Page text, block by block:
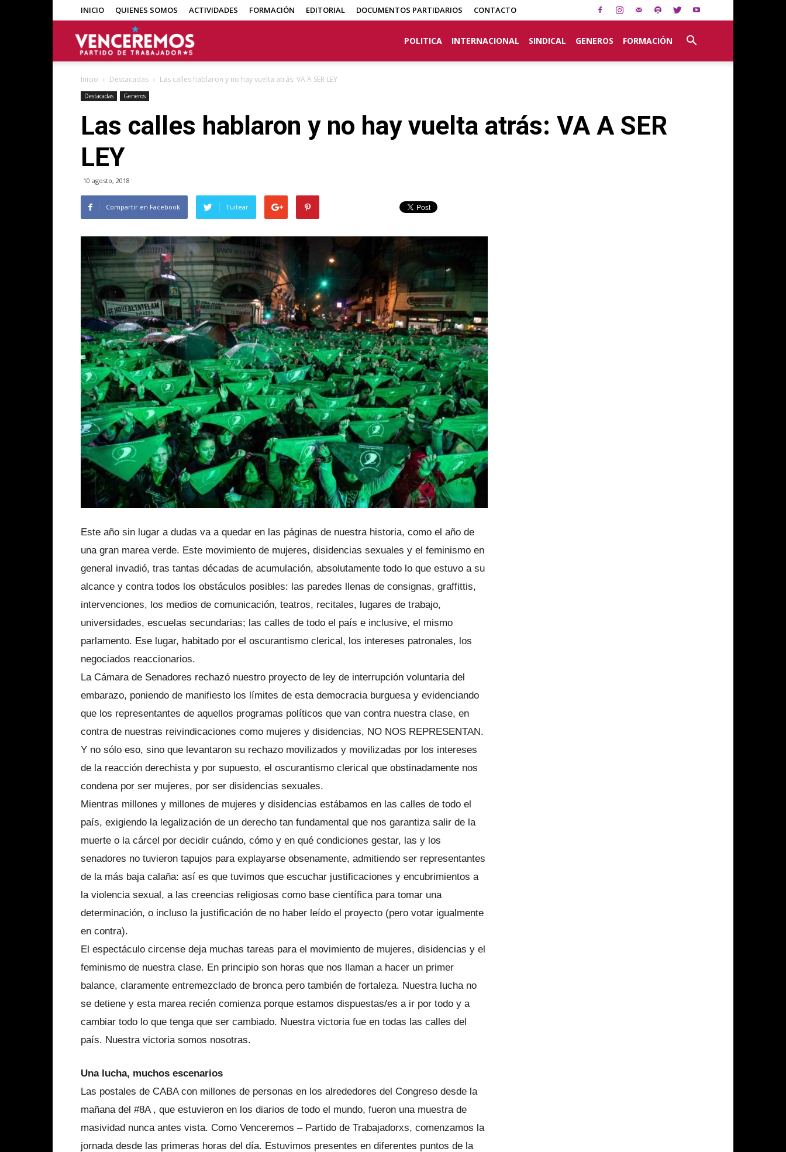
INICIO QUIENES SOMOS ACTIVIDADES FORMACIÓN EDITORIAL DOCUMENTOS PARTIDARIOS CONTACTO
POLITICA INTERNACIONAL SINDICAL GENEROS FORMACIÓN
Inicio Destacadas Las calles hablaron y no hay vuelta atrás: VA A SER LEY
Destacadas Generos
Las calles hablaron y no hay vuelta atrás: VA A SER
LEY
10 agosto, 2018
Compartir en Facebook Tuitear
Este año sin lugar a dudas va a quedar en las páginas de nuestra historia, como el año de
una gran marea verde. Este movimiento de mujeres, disidencias sexuales y el feminismo en
general invadió, tras tantas décadas de acumulación, absolutamente todo lo que estuvo a su
alcance y contra todos los obstáculos posibles: las paredes llenas de consignas, graffittis,
intervenciones, los medios de comunicación, teatros, recitales, lugares de trabajo,
universidades, escuelas secundarias; las calles de todo el país e inclusive, el mismo
parlamento. Ese lugar, habitado por el oscurantismo clerical, los intereses patronales, los
negociados reaccionarios.
La Cámara de Senadores rechazó nuestro proyecto de ley de interrupción voluntaria del
embarazo, poniendo de manifiesto los límites de esta democracia burguesa y evidenciando
que los representantes de aquellos programas políticos que van contra nuestra clase, en
contra de nuestras reivindicaciones como mujeres y disidencias, NO NOS REPRESENTAN.
Y no sólo eso, sino que levantaron su rechazo movilizados y movilizadas por los intereses
de la reacción derechista y por supuesto, el oscurantismo clerical que obstinadamente nos
condena por ser mujeres, por ser disidencias sexuales.
Mientras millones y millones de mujeres y disidencias estábamos en las calles de todo el
país, exigiendo la legalización de un derecho tan fundamental que nos garantiza salir de la
muerte o la cárcel por decidir cuándo, cómo y en qué condiciones gestar, las y los
senadores no tuvieron tapujos para explayarse obsenamente, admitiendo ser representantes
de la más baja calaña: así es que tuvimos que escuchar justificaciones y encubrimientos a
la violencia sexual, a las creencias religiosas como base científica para tomar una
determinación, o incluso la justificación de no haber leído el proyecto (pero votar igualmente
en contra).
El espectáculo circense deja muchas tareas para el movimiento de mujeres, disidencias y el
feminismo de nuestra clase. En principio son horas que nos llaman a hacer un primer
balance, claramente entremezclado de bronca pero también de fortaleza. Nuestra lucha no
se detiene y esta marea recién comienza porque estamos dispuestas/es a ir por todo y a
cambiar todo lo que tenga que ser cambiado. Nuestra victoria fue en todas las calles del
país. Nuestra victoria somos nosotras.
Una lucha, muchos escenarios
Las postales de CABA con millones de personas en los alrededores del Congreso desde la
mañana del #8A , que estuvieron en los diarios de todo el mundo, fueron una muestra de
masividad nunca antes vista. Como Venceremos – Partido de Trabajadorxs, comenzamos la
jornada desde las primeras horas del día. Estuvimos presentes en diferentes puntos de la